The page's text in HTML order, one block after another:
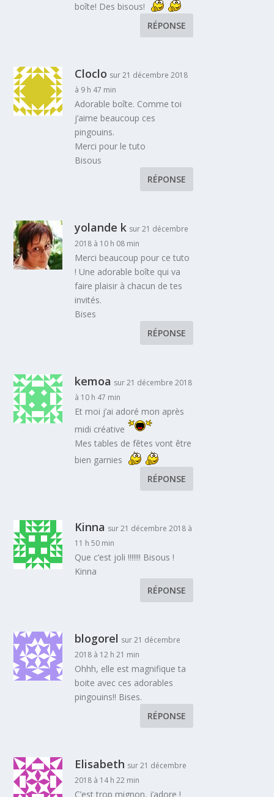
boîte! Des bisous!
RÉPONSE
Cloclo sur 21 décembre 2018
à 9 h 47 min
Adorable boîte. Comme toi
j’aime beaucoup ces
pingouins.
Merci pour le tuto
Bisous
RÉPONSE
yolande k sur 21 décembre
2018 à 10 h 08 min
Merci beaucoup pour ce tuto
! Une adorable boîte qui va
faire plaisir à chacun de tes
invités.
Bises
RÉPONSE
kemoa sur 21 décembre 2018
à 10 h 47 min
Et moi j’ai adoré mon après
midi créative
Mes tables de fêtes vont être
bien garnies
RÉPONSE
Kinna sur 21 décembre 2018 à
11 h 50 min
Que c’est joli !!!!!!! Bisous !
Kinna
RÉPONSE
blogorel sur 21 décembre
2018 à 12 h 21 min
Ohhh, elle est magnifique ta
boite avec ces adorables
pingouins!! Bises.
RÉPONSE
Elisabeth sur 21 décembre
2018 à 14 h 22 min
C’est trop mignon, j’adore !